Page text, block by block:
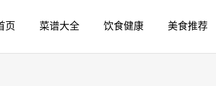
页 菜谱大全 饮食健康 美食推荐